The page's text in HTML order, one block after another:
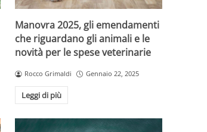
Manovra 2025, gli emendamenti
che riguardano gli animali e le
novità per le spese veterinarie
Rocco Grimaldi Gennaio 22, 2025
Leggi di più